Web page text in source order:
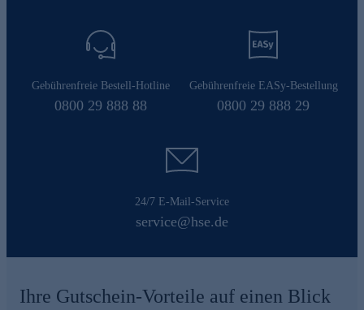
Gebührenfreie Bestell-Hotline
0800 29 888 88
Gebührenfreie EASy-Bestellung
0800 29 888 29
24/7 E-Mail-Service
service@hse.de
Ihre Gutschein-Vorteile auf einen Blick